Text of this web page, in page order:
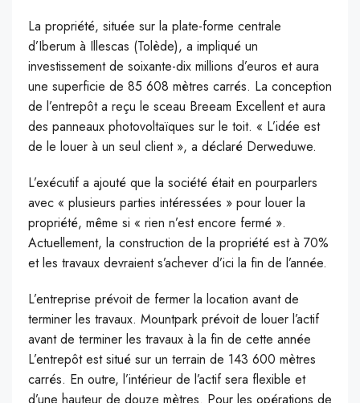
La propriété, située sur la plate-forme centrale
d’Iberum à Illescas (Tolède), a impliqué un
investissement de soixante-dix millions d’euros et aura
une superficie de 85 608 mètres carrés. La conception
de l’entrepôt a reçu le sceau Breeam Excellent et aura
des panneaux photovoltaïques sur le toit. « L’idée est
de le louer à un seul client », a déclaré Derweduwe.
L’exécutif a ajouté que la société était en pourparlers
avec « plusieurs parties intéressées » pour louer la
propriété, même si « rien n’est encore fermé ».
Actuellement, la construction de la propriété est à 70%
et les travaux devraient s’achever d’ici la fin de l’année.
L’entreprise prévoit de fermer la location avant de
terminer les travaux. Mountpark prévoit de louer l’actif
avant de terminer les travaux à la fin de cette année
L’entrepôt est situé sur un terrain de 143 600 mètres
carrés. En outre, l’intérieur de l’actif sera flexible et